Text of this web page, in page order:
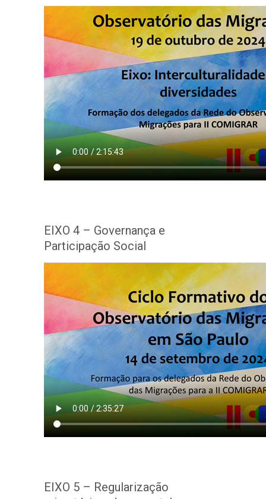
EIXO 4 – Governança e
Participação Social
EIXO 5 – Regularização